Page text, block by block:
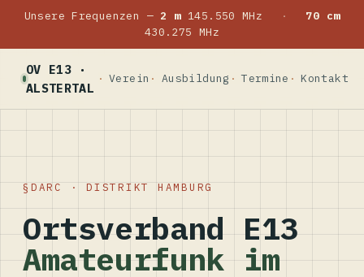
Unsere Frequenzen — 2 m145.550 MHz ·
70 cm
430.275 MHz
OV E13 ·
ALSTERTAL
Verein Ausbildung Termine Kontakt
DARC · DISTRIKT HAMBURG
Ortsverband E13
Amateurfunk im